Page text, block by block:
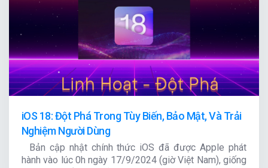
iOS 18: Đột Phá Trong Tùy Biến, Bảo Mật, Và Trải
Nghiệm Người Dùng
hành vào lúc 0h ngày 17/9/2024 (giờ Việt Nam), giống